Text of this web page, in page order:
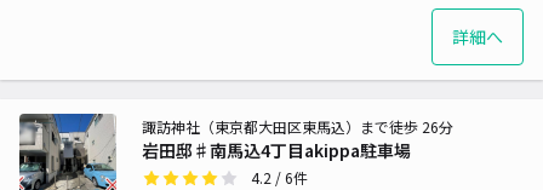
詳細へ
岩田邸♯南馬込4丁目akippa駐車場
諏訪神社（東京都大田区東馬込）まで徒歩 26分
4.2 / 6件